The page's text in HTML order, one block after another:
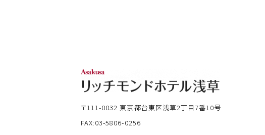
〒111-0032東京都台東区浅草2丁目7番10号
FAX:03-5806-0256